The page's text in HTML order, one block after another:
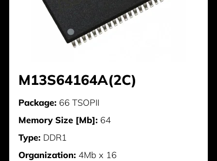
M13S64164A(2C)
Package: 66 TSOPII
Memory Size [Mb]: 64
Type: DDR1
Organization: 4Mb x 16